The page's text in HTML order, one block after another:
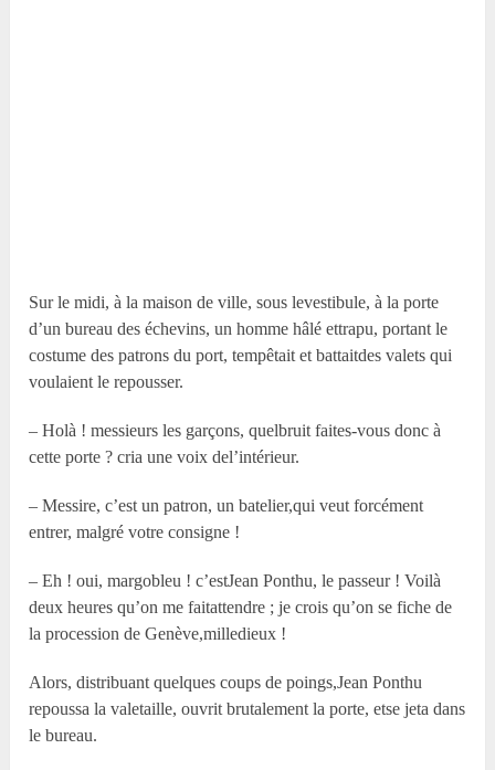
Sur le midi, à la maison de ville, sous levestibule, à la porte
d’un bureau des échevins, un homme hâlé ettrapu, portant le
costume des patrons du port, tempêtait et battaitdes valets qui
voulaient le repousser.
– Holà ! messieurs les garçons, quelbruit faites-vous donc à
cette porte ? cria une voix del’intérieur.
– Messire, c’est un patron, un batelier,qui veut forcément
entrer, malgré votre consigne !
– Eh ! oui, margobleu ! c’estJean Ponthu, le passeur ! Voilà
deux heures qu’on me faitattendre ; je crois qu’on se fiche de
la procession de Genève,milledieux !
Alors, distribuant quelques coups de poings,Jean Ponthu
repoussa la valetaille, ouvrit brutalement la porte, etse jeta dans
le bureau.